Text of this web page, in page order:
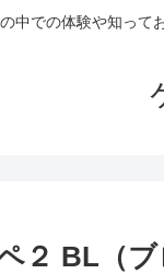
中での体験や知って
２ BL（